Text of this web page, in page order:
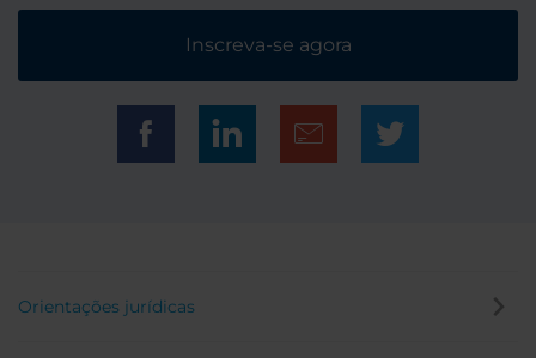
Inscreva-se agora
Orientações jurídicas